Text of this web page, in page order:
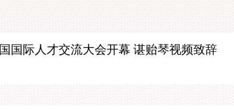
国际人才交流大会开幕 谌贻琴视频致辞